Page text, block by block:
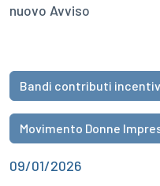
nuovo Avviso
Bandi contributi
Movimento Donne
09/01/2026